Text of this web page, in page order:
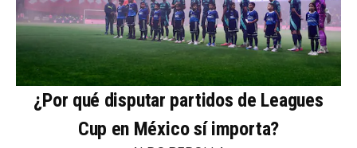
¿Por qué disputar partidos de Leagues
Cup en México sí importa?